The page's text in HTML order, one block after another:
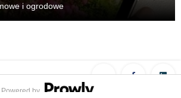
i ogrodowe
Powered by